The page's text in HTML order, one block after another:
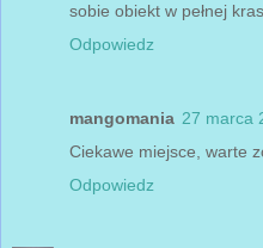
sobie obiekt w pełnej
Odpowiedz
mangomania 27 marca
Ciekawe miejsce, warte
Odpowiedz